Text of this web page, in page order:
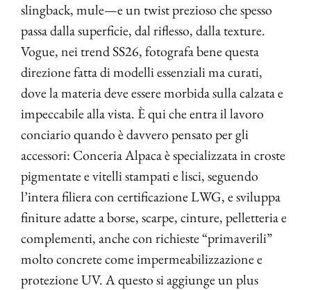
slingback, mule—e un twist prezioso che spesso
passa dalla superficie, dal riflesso, dalla texture.
Vogue, nei trend SS26, fotografa bene questa
direzione fatta di modelli essenziali ma curati,
dove la materia deve essere morbida sulla calzata e
impeccabile alla vista. È qui che entra il lavoro
conciario quando è davvero pensato per gli
accessori: Conceria Alpaca è specializzata in croste
pigmentate e vitelli stampati e lisci, seguendo
l’intera filiera con certificazione LWG, e sviluppa
finiture adatte a borse, scarpe, cinture, pelletteria e
complementi, anche con richieste “primaverili”
molto concrete come impermeabilizzazione e
protezione UV. A questo si aggiunge un plus